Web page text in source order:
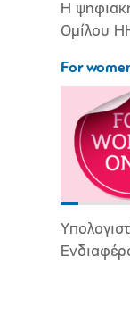
Η
Ομίλου
For